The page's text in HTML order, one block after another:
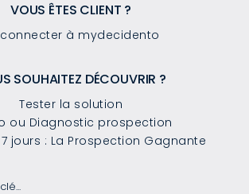
VOUS ÊTES CLIENT ?
connecter à mydecidento
SOUHAITEZ DÉCOUVRIR ?
Tester la solution
ou Diagnostic prospection
jours : La Prospection Gagnante